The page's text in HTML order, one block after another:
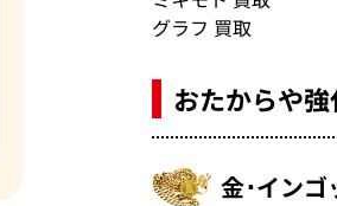
グラフ 買取
おたからや
金･インゴ